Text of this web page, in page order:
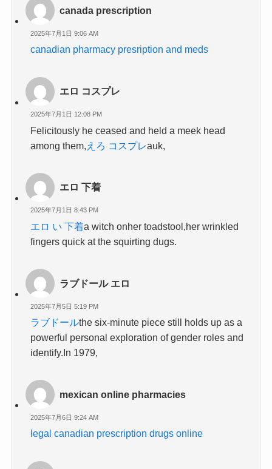
canada prescription
2025年7月1日 9:06 AM
canadian pharmacy presription and meds
エロ コスプレ
2025年7月1日 12:08 PM
Felicitously he ceased and held a meek head
among them, えろ コスプレauk,
エロ 下着
2025年7月1日 8:43 PM
エロ い 下着a witch onher toadstool,her wrinkled
fingers quick at the squirting dugs.
ラブドール エロ
2025年7月5日 5:19 PM
ラブドールthe six-minute piece still holds up as a
powerful personal exploration of gender roles and
identify.In 1979,
mexican online pharmacies
2025年7月6日 9:24 AM
legal canadian prescription drugs online